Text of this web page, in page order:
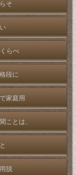
そ
らべ
段に
家庭用
ことは、
脱